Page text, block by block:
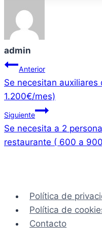
admin
Navegación
de
entradas
Anterior
Se necesitan
1.200€/mes)
Siguiente
Se necesita a 2
restaurante ( 600 a
Política de
Política de
Contacto